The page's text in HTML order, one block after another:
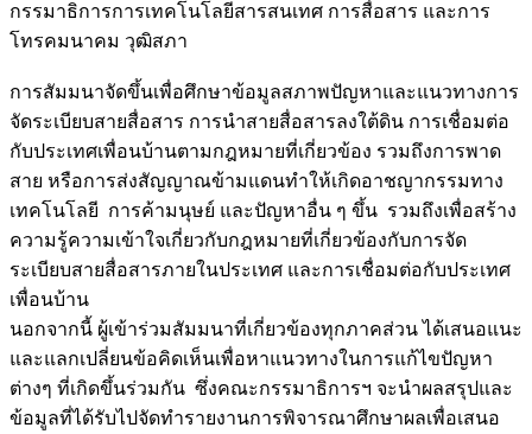
กรรมาธิการการเทคโนโลยีสารสนเทศ การสื่อสาร และการ
โทรคมนาคม วุฒิสภา
การสัมมนาจัดขึ้นเพื่อศึกษาข้อมูลสภาพปัญหาและแนวทางการ
จัดระเบียบสายสื่อสาร การนำสายสื่อสารลงใต้ดิน การเชื่อมต่อ
กับประเทศเพื่อนบ้านตามกฎหมายที่เกี่ยวข้อง รวมถึงการพาด
สาย หรือการส่งสัญญาณข้ามแดนทำให้เกิดอาชญากรรมทาง
เทคโนโลยี การค้ามนุษย์ และปัญหาอื่น ๆ ขึ้น รวมถึงเพื่อสร้าง
ความรู้ความเข้าใจเกี่ยวกับกฎหมายที่เกี่ยวข้องกับการจัด
ระเบียบสายสื่อสารภายในประเทศ และการเชื่อมต่อกับประเทศ
เพื่อนบ้าน
นอกจากนี้ ผู้เข้าร่วมสัมมนาที่เกี่ยวข้องทุกภาคส่วน ได้เสนอแนะ
และแลกเปลี่ยนข้อคิดเห็นเพื่อหาแนวทางในการแก้ไขปัญหา
ต่างๆ ที่เกิดขึ้นร่วมกัน ซึ่งคณะกรรมาธิการฯ จะนำผลสรุปและ
ข้อมูลที่ได้รับไปจัดทำรายงานการพิจารณาศึกษาผลเพื่อเสนอ